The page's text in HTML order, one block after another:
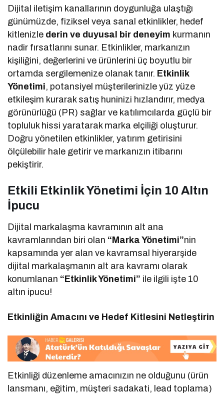
Dijital iletişim kanallarının doygunluğa ulaştığı
günümüzde, fiziksel veya sanal etkinlikler, hedef
kitlenizle derin ve duyusal bir deneyim kurmanın
nadir fırsatlarını sunar. Etkinlikler, markanızın
kişiliğini, değerlerini ve ürünlerini üç boyutlu bir
ortamda sergilemenize olanak tanır. Etkinlik
Yönetimi, potansiyel müşterilerinizle yüz yüze
etkileşim kurarak satış huninizi hızlandırır, medya
görünürlüğü (PR) sağlar ve katılımcılarda güçlü bir
topluluk hissi yaratarak marka elçiliği oluşturur.
Doğru yönetilen etkinlikler, yatırım getirisini
ölçülebilir hale getirir ve markanızın itibarını
pekiştirir.
Etkili Etkinlik Yönetimi İçin 10 Altın
İpucu
Dijital markalaşma kavramının alt ana
kavramlarından biri olan “Marka Yönetimi”nin
kapsamında yer alan ve kavramsal hiyerarşide
dijital markalaşmanın alt ara kavramı olarak
konumlanan “Etkinlik Yönetimi” ile ilgili işte 10
altın ipucu!
Etkinliğin Amacını ve Hedef Kitlesini Netleştirin
Etkinliği düzenleme amacınızın ne olduğunu (ürün
lansmanı, eğitim, müşteri sadakati, lead toplama)